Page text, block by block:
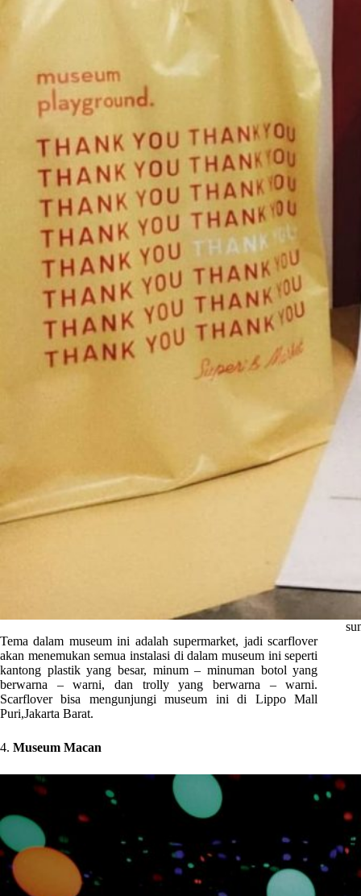
Tema dalam museum ini adalah supermarket, jadi scarflover
akan menemukan semua instalasi di dalam museum ini seperti
kantong plastik yang besar, minum – minuman botol yang
berwarna – warni, dan trolly yang berwarna – warni.
Scarflover bisa mengunjungi museum ini di Lippo Mall
Puri,Jakarta Barat.
4. Museum Macan